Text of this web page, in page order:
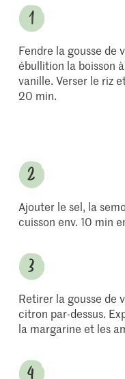
Fendre la gousse de
ébullition la boisson
vanille. Verser le riz
20 min.
Ajouter le sel, la
cuisson env. 10 min
Retirer la gousse de
citron par-dessus.
la margarine et les